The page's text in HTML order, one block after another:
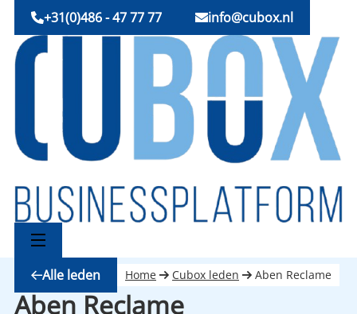
+31(0)486 - 47 77 77 info@cubox.nl
Alle leden Home Cubox leden Aben Reclame
Aben Reclame